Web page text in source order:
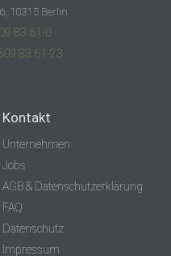
10315 Berlin
83 61-0
83 61-23
Kontakt
Unternehmen
Jobs
AGB & Datenschutzerklärung
FAQ
Datenschutz
Impressum